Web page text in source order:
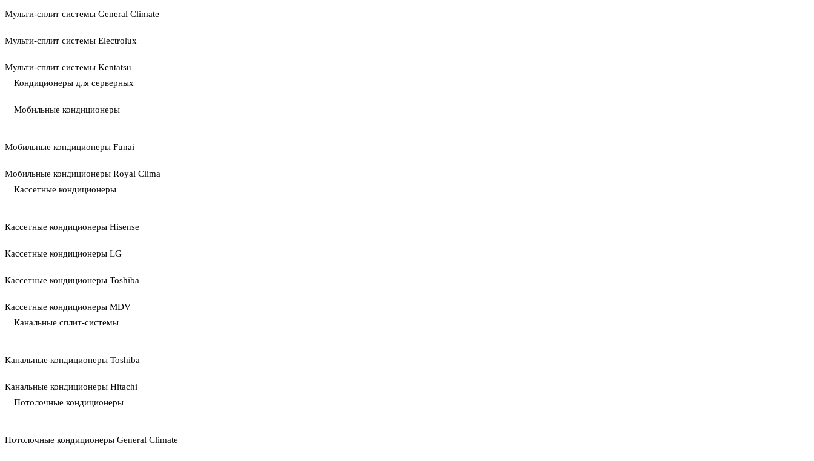
Мульти-сплит системы General Climate
Мульти-сплит системы Electrolux
Мульти-сплит системы Kentatsu
Кондиционеры для серверных
Мобильные кондиционеры
Мобильные кондиционеры Funai
Мобильные кондиционеры Royal Clima
Кассетные кондиционеры
Кассетные кондиционеры Hisense
Кассетные кондиционеры LG
Кассетные кондиционеры Toshiba
Кассетные кондиционеры MDV
Канальные сплит-системы
Канальные кондиционеры Toshiba
Канальные кондиционеры Hitachi
Потолочные кондиционеры
Потолочные кондиционеры General Climate